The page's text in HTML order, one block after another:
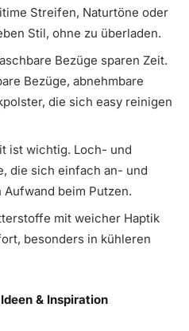
Streifen, Naturtöne oder
Stil, ohne zu überladen.
Bezüge sparen Zeit.
Bezüge, abnehmbare
die sich easy reinigen
ist wichtig. Loch- und
die sich einfach an- und
beim Putzen.
mit weicher Haptik
besonders in kühleren
& Inspiration